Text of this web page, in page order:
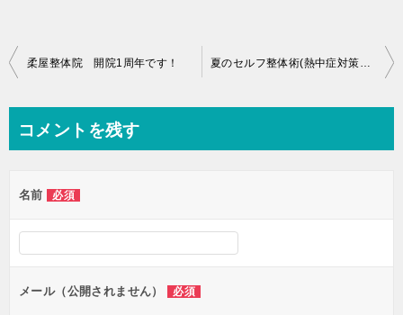
投
ビ
ー
シ
ン
柔屋整体院 開院1周年です！ 夏のセルフ整体術(熱中症対策＋食事療法)
コメントを残す
名前 必須
メール（公開されません） 必須